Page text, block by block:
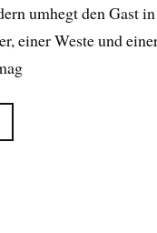
umhegt den Gast
einer Weste und